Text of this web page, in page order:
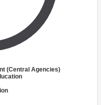
(Central Agencies)